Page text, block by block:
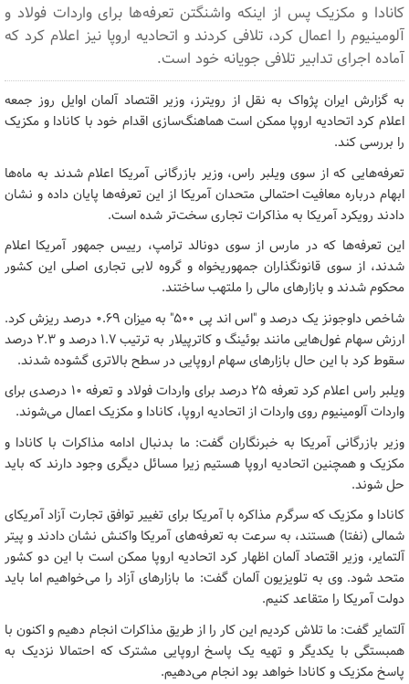
کانادا و مکزیک پس از اینکه واشنگتن تعرفه‌ها برای واردات فولاد و
آلومینیوم را اعمال کرد، تلافی کردند و اتحادیه اروپا نیز اعلام کرد که
آماده اجرای تدابیر تلافی جویانه خود است.
به گزارش ایران پژواک به نقل از رویترز، وزیر اقتصاد آلمان اوایل روز جمعه
اعلام کرد اتحادیه اروپا ممکن است هماهنگ‌سازی اقدام خود با کانادا و مکزیک
را بررسی کند.
تعرفه‌هایی که از سوی ویلبر راس، وزیر بازرگانی آمریکا اعلام شدند به ماه‌ها
ابهام درباره معافیت احتمالی متحدان آمریکا از این تعرفه‌ها پایان داده و نشان
دادند رویکرد آمریکا به مذاکرات تجاری سخت‌تر شده است.
این تعرفه‌ها که در مارس از سوی دونالد ترامپ، رییس جمهور آمریکا اعلام
شدند، از سوی قانونگذاران جمهوریخواه و گروه لابی تجاری اصلی این کشور
محکوم شدند و بازارهای مالی را ملتهب ساختند.
شاخص داوجونز یک درصد و "اس اند پی ۵۰۰" به میزان ۰.۶۹ درصد ریزش کرد.
ارزش سهام غول‌هایی مانند بوئینگ و کاترپیلار به ترتیب ۱.۷ درصد و ۲.۳ درصد
سقوط کرد با این حال بازارهای سهام اروپایی در سطح بالاتری گشوده شدند.
ویلبر راس اعلام کرد تعرفه‌ ۲۵ درصد برای واردات فولاد و تعرفه ۱۰ درصدی برای
واردات آلومینیوم روی واردات از اتحادیه اروپا، کانادا و مکزیک اعمال می‌شوند.
وزیر بازرگانی آمریکا به خبرنگاران گفت: ما بدنبال ادامه مذاکرات با کانادا و
مکزیک و همچنین اتحادیه اروپا هستیم زیرا مسائل دیگری وجود دارند که باید
حل شوند.
کانادا و مکزیک که سرگرم مذاکره با آمریکا برای تغییر توافق تجارت آزاد آمریکای
شمالی (نفتا) ‌هستند، به سرعت به تعرفه‌های آمریکا واکنش نشان دادند و پیتر
آلتمایر، وزیر اقتصاد آلمان اظهار کرد اتحادیه اروپا ممکن است با این دو کشور
متحد شود. وی به تلویزیون آلمان گفت: ما بازارهای آزاد را می‌خواهیم اما باید
دولت آمریکا را متقاعد کنیم.
آلتمایر گفت: ما تلاش کردیم این کار را از طریق مذاکرات انجام دهیم و اکنون با
همبستگی با یکدیگر و تهیه یک پاسخ اروپایی مشترک که احتمالا نزدیک به
پاسخ مکزیک و کانادا خواهد بود انجام می‌دهیم.